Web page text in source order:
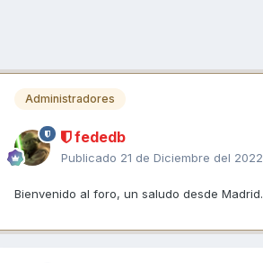
Administradores
fededb
Publicado 21 de Diciembre del 2022
Bienvenido al foro, un saludo desde Madrid.